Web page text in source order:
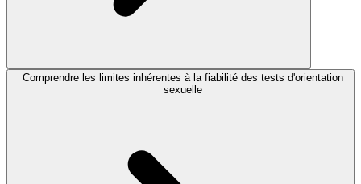
Comprendre les limites inhérentes à la fiabilité des tests d'orientation
sexuelle